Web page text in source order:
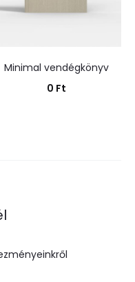
Minimal vendégkönyv
0 Ft